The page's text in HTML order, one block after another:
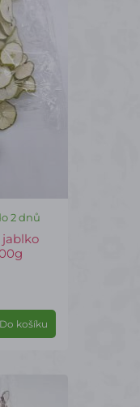
2 dnů
Do košíku